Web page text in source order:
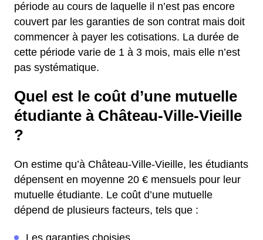
période au cours de laquelle il n’est pas encore
couvert par les garanties de son contrat mais doit
commencer à payer les cotisations. La durée de
cette période varie de 1 à 3 mois, mais elle n’est
pas systématique.
Quel est le coût d’une mutuelle
étudiante à Château-Ville-Vieille
?
On estime qu’à Château-Ville-Vieille, les étudiants
dépensent en moyenne 20 € mensuels pour leur
mutuelle étudiante. Le coût d’une mutuelle
dépend de plusieurs facteurs, tels que :
Les garanties choisies